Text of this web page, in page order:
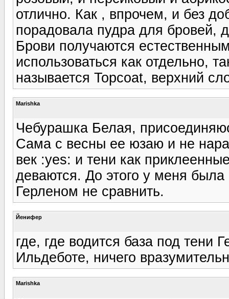
отлично. Как , впрочем, и без
порадовала пудра для бровей,
Брови получаются
использоваться как отдельно,
называется Topcoat, верхний
Marishka
Чебурашка Белая,
Сама с весны ее юзаю и не
век :yes: и тени как
деваются. До этого у меня
Герленом не сравнить.
Йенифер
где, где водится база под тени
Ильдеботе, ничего
Marishka